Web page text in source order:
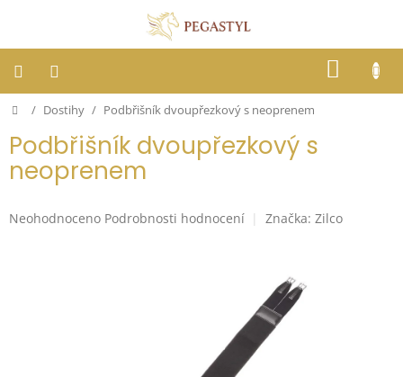
KOŠÍK
Dostihy
Domů
/ Dostihy / Podbřišník dvoupřezkový s neoprenem
Podbřišník dvoupřezkový s
neoprenem
Průměrné
Neohodnoceno Podrobnosti hodnocení Značka: Zilco